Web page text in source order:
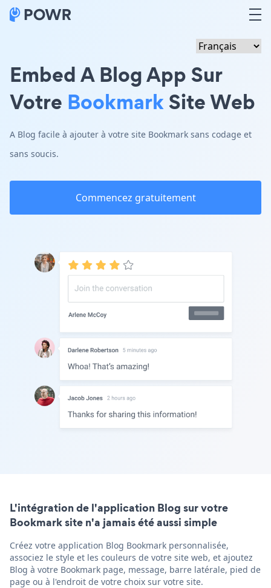
Embed A Blog App Sur
Votre BookmarkSite Web
A Blog facile à ajouter à votre site Bookmark sans codage et
sans soucis.
Commencez gratuitement
L'intégration de l'application Blog sur votre
Bookmark site n'a jamais été aussi simple
Créez votre application Blog Bookmark personnalisée,
associez le style et les couleurs de votre site web, et ajoutez
Blog à votre Bookmark page, message, barre latérale, pied de
page ou à l'endroit de votre choix sur votre site.